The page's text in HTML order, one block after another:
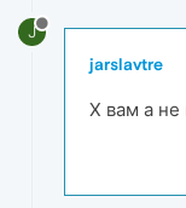
J
jarslavtre
Х вам а не